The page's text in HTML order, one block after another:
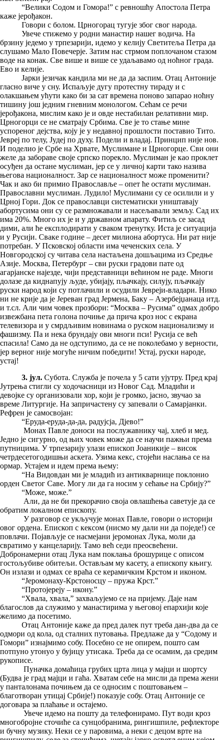
“Велики Содом и Гомора!” с ревношћу Апостола Петра
каже јерођакон.
Говори с болом. Црногорац тугује због свог народа.
Увече стижемо у родни манастир нашег водича. На
брзину једемо у трпезарији, идемо у келију Светитеља Петра да
слушамо Мало Повечерје. Затим нас стрмом поплочаном стазом
воде на конак. Све више и више се удаљавамо од ноћног града.
Ево и келије.
Јарки језичак кандила ми не да да заспим. Отац Антоније
гласно виче у сну. Испаљује дугу протестну тираду и с
олакшањем ућути како би за сат времена поново запарао ноћну
тишину још једним гневним монологом. Сећам се речи
јерођакона, мислим како је и овде нестабилан релативни мир.
Црногорци се не сматрају Србима. Све је то стање мине
успореног дејства, коју је у недавној прошлости поставио Тито.
Јевреј по телу, Јудеј по духу. Подели и владај. Принцип није нов.
И поделио је Србе на Хрвате, Муслимане и Црногорце. Сви они
желе да забораве своје српско порекло. Муслиман је као проклет
осуђен да остане муслиман, јер се у личној карти тако назива
његова националност. Зар се националност може променити?
Чак и ако би примио Православље – опет ће остати муслиман.
Православни муслиман. Лудило! Муслимани су се осилили и у
Црној Гори. Док се православци систематиски уништавају
абортусима они су се размножавали и насељавали земљу. Сад их
има 20%. Много их је и у државном апарату. Фитиљ се засад
дими, али ће експлодирати у сваком тренутку. Иста је ситуација
и у Русији. Сваке године – десет милиона абортуса. Ни рат није
потребан. У Псковској области има чеченских села. У
Новгородској су читава села настаљена дошљацима из Средње
Азије. Москва, Петербург – сви руски градови пате од
агарјанске најезде, чији представници већином не раде. Многи
долазе да киднапују људе, убијају, пљачкају, силују, пљачкају
руски народ који су потлачили и осудили Јевреји-владари. Нико
ни не крије да је Јереван град Јермена, Баку – Азербејџанаца итд.
и т.сл. Али чим човек прозбори: “Москва – Русима” одмах добро
извежбана пета голона почиње да прича кроз нос с екрана
телевизора и у смрдљивим новинама о руском национализму и
фашизму. Па и нека брундају ови многи пси! Русија се већ
спасила! Само да не одступимо, да се не поколебамо у верности,
јер верног није могуће ничим победити! Устај, руски народе,
устај!
3. јул. Субота. Служба је почела у 5 сати ујутру. Пред крај
Јутрења стигли су ходочасници из Новог Сад. Младићи и
девојке су организовали хор, који је громко, јасно, звучао за
време Литургије. На запричастену су запевали о Самарјанки.
Рефрен је самосвојан:
“Еруда-еруда-да-да, радујсја, Дјево!”
Монах Павле доноси на послужавнику чај, хлеб и мед.
Једно је сигурно, од њих човек може да се научи пажњи према
путницима. У трпезарију улази епископ Јоаникије – висок
четрдесетогодишњи аскета. Узима кекс, стојећи наслања се на
ормар. Устајем и идем према њему:
“На Видовдан ми је младић из антикварнице поклонио
орден Светог Саве. Могу ли да га носим у сећање на Србију?”
“Може, може.”
Али, да не би прекорачио своја овлашћења саветује да се
обратим локалном епископу.
У разговор се укључује монах Павле, говори о историји
овог ордена. Епископ с кексом (нисмо му дали ни да поједе!) се
повлачи. Појављује се насмејани јеромонах Лука, моли да
свратимо у канцеларију. Тамо већ седи преосвећени.
Добронамерни отац Лука нам поклања брошурице с описом
гостољубиве обитељи. Остављам му касету, а епископу књигу.
Он излази и одмах се враћа се керамичким Крстом и иконом.
“Јеромонаху-Крстоносцу – пружа Крст.”
“Протојереју – икону.”
“Хвала, хвала,” захваљујемо се на пријему. Даје нам
благослов да служимо у манастирима у његовој епархији које
желимо да посетимо.
Отац Антоније каже да пред далек пут треба дан-два да се
одмори од кола, од сталних путовања. Предлаже да у “Содому и
Гомори” изнајмимо собу. Посебно се не опирем, пошто сам
потпуно утонуо у бујицу утисака. Треба да се осамим, да средим
рукописе.
Пуначка домаћица грубих црта лица у мајци и шортсу
(Будва је град мајци и гаћа. Хватам себе на мисли да према жени
у панталонама почињем да се односим с поштовањем –
благотворан утицај Србије!) показује собу. Отац Антоније се
договара за плаћање и остајемо.
Увече идемо на пошту да телефонирамо. Пут води кроз
многобројне сточиће са сунцобранима, рингишпиле, рефлекторе
и бучну музику. Неки се у паровима, а неки с децом врте на